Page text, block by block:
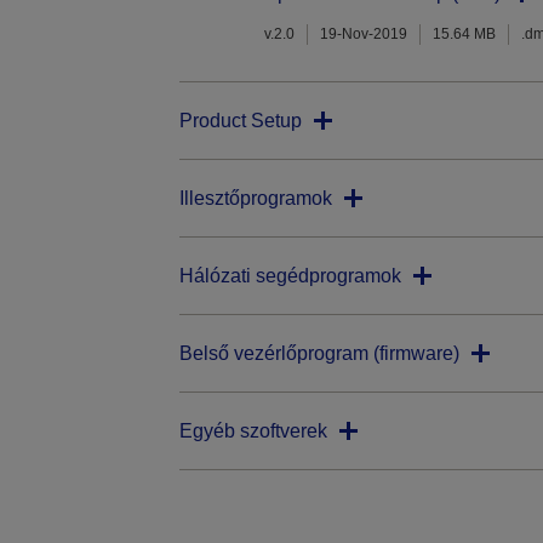
v.2.0 19-Nov-2019 15.64 MB
Product Setup
Illesztőprogramok
Hálózati segédprogramok
Belső vezérlőprogram (firmware)
Egyéb szoftverek